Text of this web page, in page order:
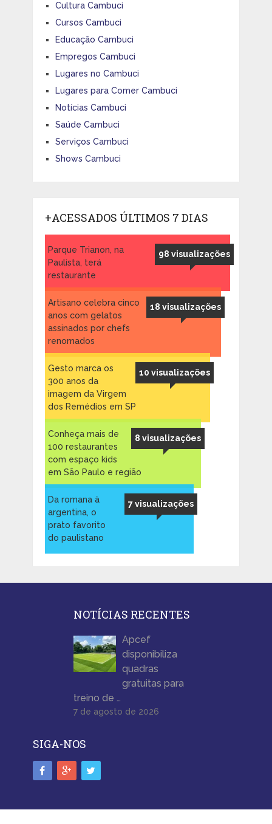
Cultura Cambuci
Cursos Cambuci
Educação Cambuci
Empregos Cambuci
Lugares no Cambuci
Lugares para Comer Cambuci
Notícias Cambuci
Saúde Cambuci
Serviços Cambuci
Shows Cambuci
+ACESSADOS ÚLTIMOS 7 DIAS
98 visualizações
Parque Trianon, na
Paulista, terá
restaurante
18 visualizações
Artisano celebra cinco
anos com gelatos
assinados por chefs
renomados
10 visualizações
Gesto marca os
300 anos da
imagem da Virgem
dos Remédios em SP
8 visualizações
Conheça mais de
100 restaurantes
com espaço kids
em São Paulo e região
7 visualizações
Da romana à
argentina, o
prato favorito
do paulistano
NOTÍCIAS RECENTES
Apcef
disponibiliza
quadras
gratuitas para
treino de …
7 de agosto de 2026
SIGA-NOS